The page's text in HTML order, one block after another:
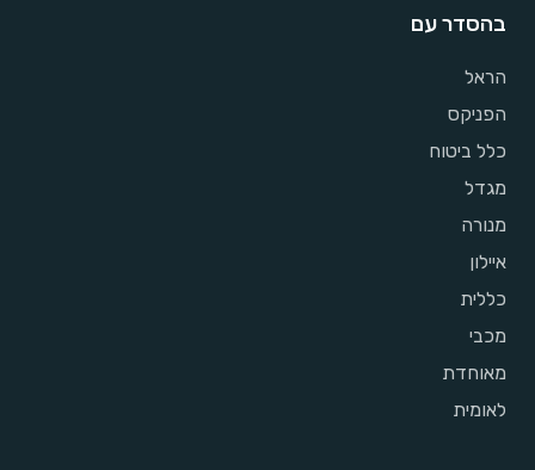
בהסדר עם
הראל
הפניקס
כלל ביטוח
מגדל
מנורה
איילון
כללית
מכבי
מאוחדת
לאומית